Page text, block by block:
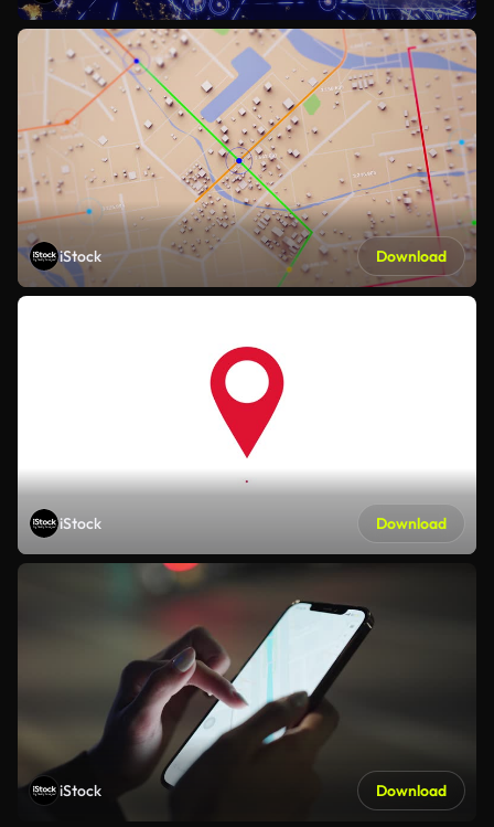
iStock Download
iStock Download
iStock Download